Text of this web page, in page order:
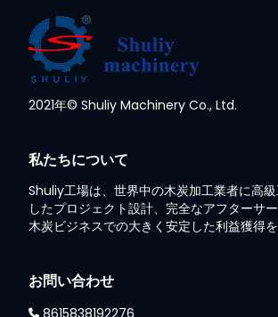
2021年© Shuliy Machinery Co., Ltd.
私たちについて
Shuliy工場は、世界中の木炭加工業者に高
したプロジェクト設計、完全なアフターサー
木炭ビジネスでの大きく安定した利益獲得
お問い合わせ